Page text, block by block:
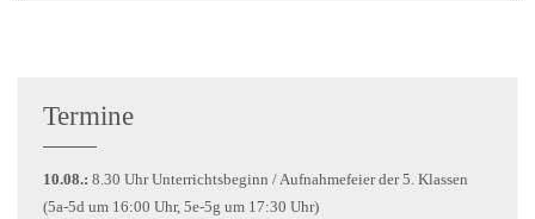
Termine
10.08.: 8.30 Uhr Unterrichtsbeginn / Aufnahmefeier der 5. Klassen
(5a-5d um 16:00 Uhr, 5e-5g um 17:30 Uhr)